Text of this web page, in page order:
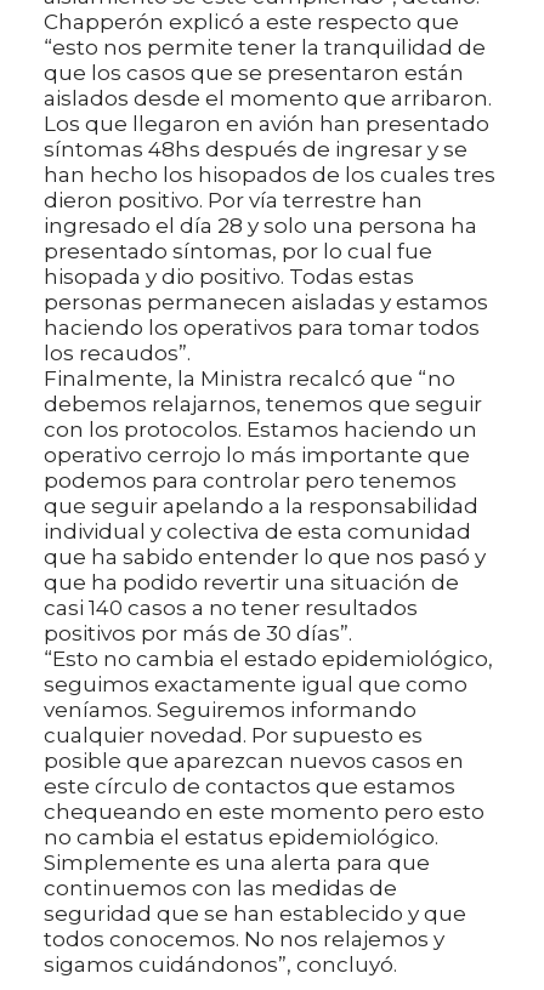
Chapperón explicó a este respecto que
“esto nos permite tener la tranquilidad de
que los casos que se presentaron están
aislados desde el momento que arribaron.
Los que llegaron en avión han presentado
síntomas 48hs después de ingresar y se
han hecho los hisopados de los cuales tres
dieron positivo. Por vía terrestre han
ingresado el día 28 y solo una persona ha
presentado síntomas, por lo cual fue
hisopada y dio positivo. Todas estas
personas permanecen aisladas y estamos
haciendo los operativos para tomar todos
los recaudos”.
Finalmente, la Ministra recalcó que “no
debemos relajarnos, tenemos que seguir
con los protocolos. Estamos haciendo un
operativo cerrojo lo más importante que
podemos para controlar pero tenemos
que seguir apelando a la responsabilidad
individual y colectiva de esta comunidad
que ha sabido entender lo que nos pasó y
que ha podido revertir una situación de
casi 140 casos a no tener resultados
positivos por más de 30 días”.
“Esto no cambia el estado epidemiológico,
seguimos exactamente igual que como
veníamos. Seguiremos informando
cualquier novedad. Por supuesto es
posible que aparezcan nuevos casos en
este círculo de contactos que estamos
chequeando en este momento pero esto
no cambia el estatus epidemiológico.
Simplemente es una alerta para que
continuemos con las medidas de
seguridad que se han establecido y que
todos conocemos. No nos relajemos y
sigamos cuidándonos”, concluyó.